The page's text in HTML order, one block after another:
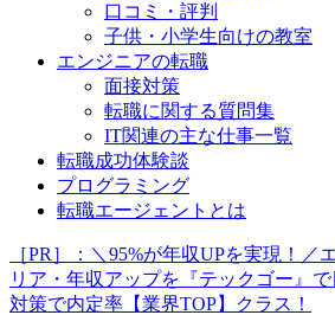
口コミ・評判
子供・小学生向けの教室
エンジニアの転職
面接対策
転職に関する質問集
IT関連の主な仕事一覧
転職成功体験談
プログラミング
転職エージェントとは
［PR］：＼95%が年収UPを実現！／
リア・年収アップを『テックゴー』
対策で内定率【業界TOP】クラス！